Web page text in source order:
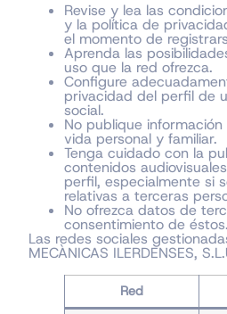
Revise y lea las
y la política de
el momento de
Aprenda las
uso que la red ofrezca.
Configure
privacidad del perfil de
social.
No publique
vida personal y familiar.
Tenga cuidado con la
contenidos
perfil, especialmente si
relativas a terceras
No ofrezca datos de
consentimiento de éstos.
Las redes sociales
MECÀNICAS ILERDENSES,
Red